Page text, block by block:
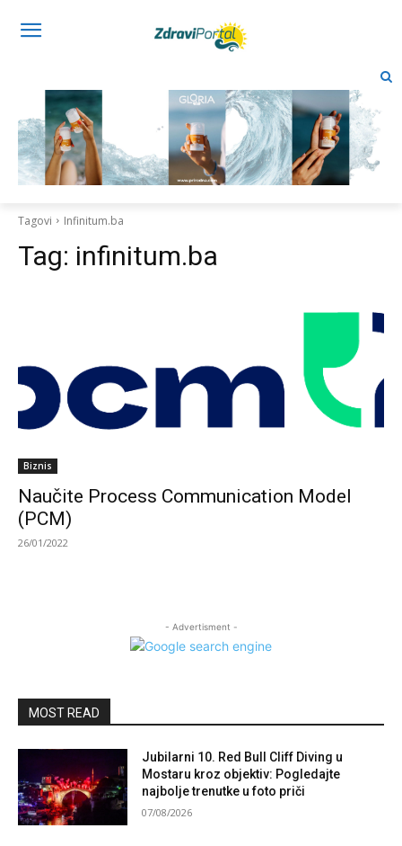
Tagovi Infinitum.ba
Tag: infinitum.ba
Biznis
Naučite Process Communication Model
(PCM)
26/01/2022
- Advertisment -
MOST READ
Jubilarni 10. Red Bull Cliff Diving u
Mostaru kroz objektiv: Pogledajte
najbolje trenutke u foto priči
07/08/2026